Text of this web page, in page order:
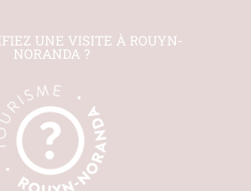
UNE VISITE À ROUYN-
NORANDA ?